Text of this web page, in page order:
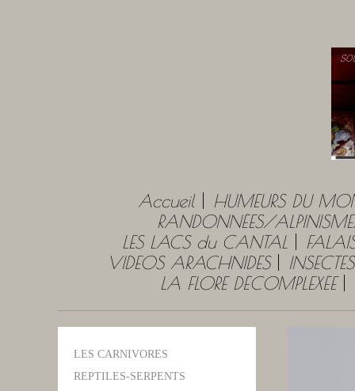
Accueil
HUMEURS DU
RANDONNÉES/
LES LACS du CANTAL
VIDEOS ARACHNIDES
INSECTES
LA FLORE DÉCOMPLEXÉE
LES CARNIVORES
REPTILES-SERPENTS